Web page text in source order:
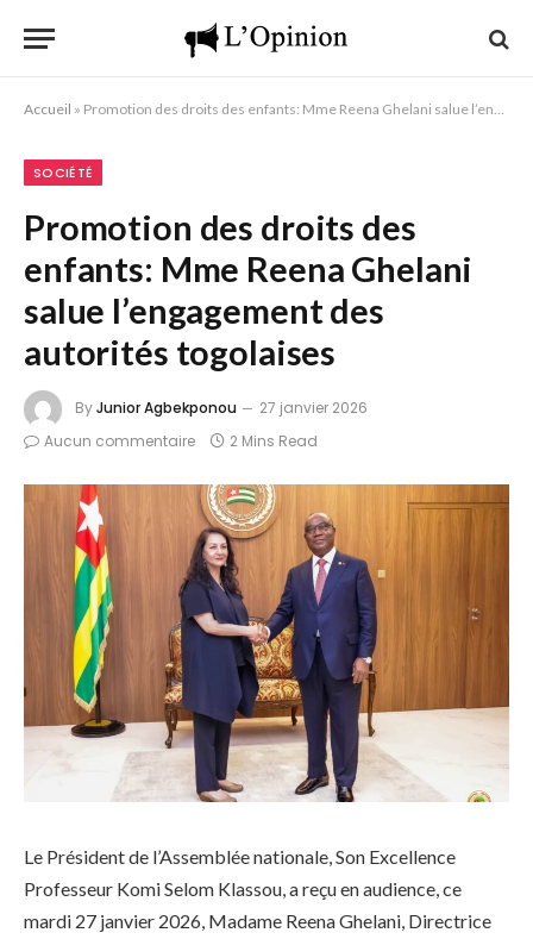
Accueil » Promotion des droits des enfants: Mme Reena Ghelani salue l’engagement des autorités togolaises
SOCIÉTÉ
Promotion des droits des
enfants: Mme Reena Ghelani
salue l’engagement des
autorités togolaises
ByJunior Agbekponou
27 janvier 2026
Aucun commentaire
2 Mins Read
Le Président de l’Assemblée nationale, Son Excellence
Professeur Komi Selom Klassou, a reçu en audience, ce
mardi 27 janvier 2026, Madame Reena Ghelani, Directrice